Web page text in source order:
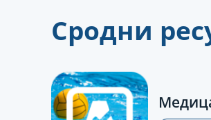
Сродни